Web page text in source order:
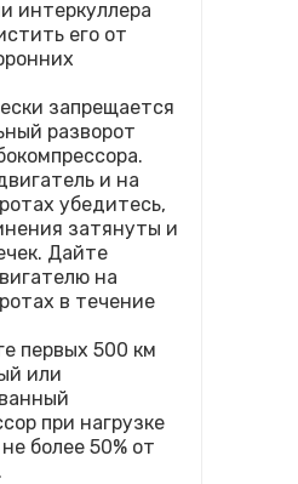
интеркуллера
его от
запрещается
разворот
и на
убедитесь,
затянуты и
Дайте
на
в течение
первых 500 км
или
при нагрузке
более 50% от